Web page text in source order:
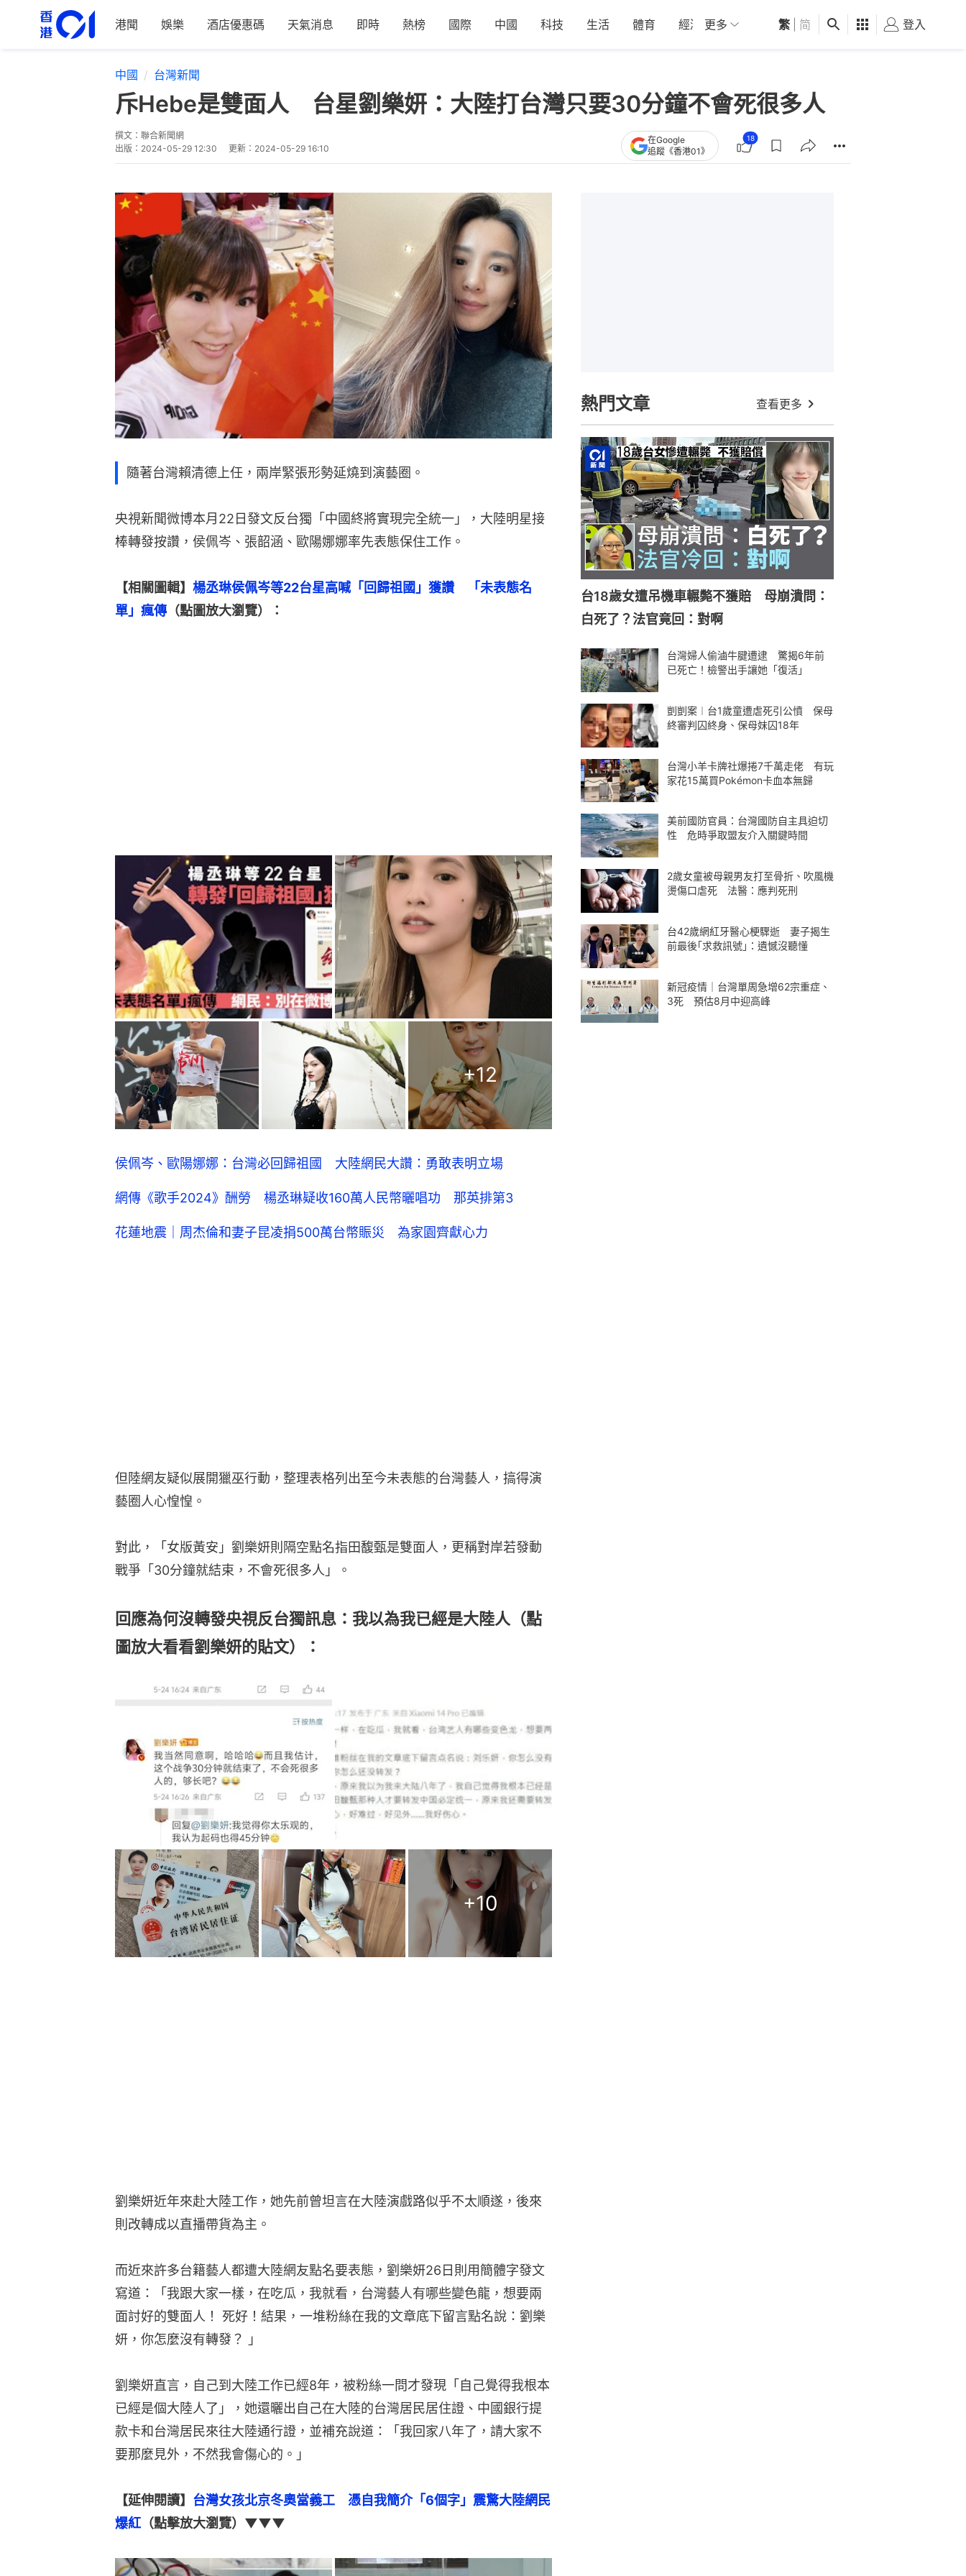
港聞 娛樂 酒店優惠碼 天氣消息 即時 熱榜 國際 中國 科技 生活 體育 經濟 01深圳 觀點 健康 好食玩飛
更多 繁 简 登入
中國 台灣新聞
斥Hebe是雙面人 台星劉樂妍：大陸打台灣只要30分鐘不會死很多人
撰文： 聯合新聞網
出版： 2024-05-29 12:30 更新： 2024-05-29 16:10
在Google
追蹤《香港01》
18
隨著台灣賴清德上任，兩岸緊張形勢延燒到演藝圈。
央視新聞微博本月22日發文反台獨「中國終將實現完全統一」，大陸明星接
棒轉發按讚，侯佩岑、張韶涵、歐陽娜娜率先表態保住工作。
【相關圖輯】 楊丞琳侯佩岑等22台星高喊「回歸祖國」獲讚　「未表態名
單」瘋傳 （點圖放大瀏覽）：
+12
侯佩岑、歐陽娜娜：台灣必回歸祖國 大陸網民大讚：勇敢表明立場
網傳《歌手2024》酬勞 楊丞琳疑收160萬人民幣曬唱功 那英排第3
花蓮地震｜周杰倫和妻子昆凌捐500萬台幣賑災 為家園齊獻心力
但陸網友疑似展開獵巫行動，整理表格列出至今未表態的台灣藝人，搞得演
藝圈人心惶惶。
對此，「女版黃安」劉樂妍則隔空點名指田馥甄是雙面人，更稱對岸若發動
戰爭「30分鐘就結束，不會死很多人」。
回應為何沒轉發央視反台獨訊息：我以為我已經是大陸人（點
圖放大看看劉樂妍的貼文）：
+10
劉樂妍近年來赴大陸工作，她先前曾坦言在大陸演戲路似乎不太順遂，後來
則改轉成以直播帶貨為主。
而近來許多台籍藝人都遭大陸網友點名要表態，劉樂妍26日則用簡體字發文
寫道：「我跟大家一樣，在吃瓜，我就看，台灣藝人有哪些變色龍，想要兩
面討好的雙面人！ 死好！結果，一堆粉絲在我的文章底下留言點名說：劉樂
妍，你怎麼沒有轉發？ 」
劉樂妍直言，自己到大陸工作已經8年，被粉絲一問才發現「自己覺得我根本
已經是個大陸人了」，她還曬出自己在大陸的台灣居民居住證、中國銀行提
款卡和台灣居民來往大陸通行證，並補充說道：「我回家八年了，請大家不
要那麼見外，不然我會傷心的。」
【延伸閱讀】 台灣女孩北京冬奧當義工　憑自我簡介「6個字」震驚大陸網民
爆紅 （點擊放大瀏覽）▼▼▼
熱門文章 查看更多
台18歲女遭吊機車輾斃不獲賠 母崩潰問：
白死了？法官竟回：對啊
台灣婦人偷滷牛腱遭逮 驚揭6年前
已死亡！檢警出手讓她「復活」
剴剴案︱台1歲童遭虐死引公憤 保母
終審判囚終身、保母妹囚18年
台灣小羊卡牌社爆捲7千萬走佬 有玩
家花15萬買Pokémon卡血本無歸
美前國防官員：台灣國防自主具迫切
性 危時爭取盟友介入關鍵時間
2歲女童被母親男友打至骨折、吹風機
燙傷口虐死 法醫：應判死刑
台42歲網紅牙醫心梗驟逝 妻子揭生
前最後｢求救訊號｣：遺憾沒聽懂
新冠疫情｜台灣單周急增62宗重症、
3死 預估8月中迎高峰